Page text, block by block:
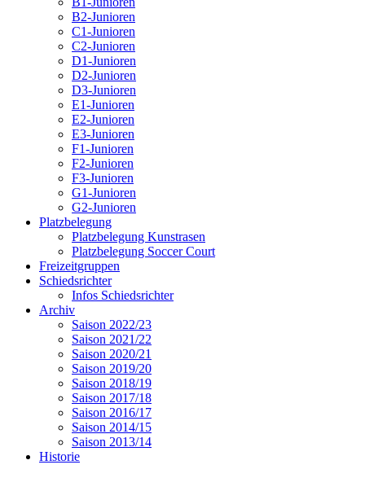
B2-Junioren
C1-Junioren
C2-Junioren
D1-Junioren
D2-Junioren
D3-Junioren
E1-Junioren
E2-Junioren
E3-Junioren
F1-Junioren
F2-Junioren
F3-Junioren
G1-Junioren
G2-Junioren
Platzbelegung
Platzbelegung Kunstrasen
Platzbelegung Soccer Court
Freizeitgruppen
Schiedsrichter
Infos Schiedsrichter
Archiv
Saison 2022/23
Saison 2021/22
Saison 2020/21
Saison 2019/20
Saison 2018/19
Saison 2017/18
Saison 2016/17
Saison 2014/15
Saison 2013/14
Historie